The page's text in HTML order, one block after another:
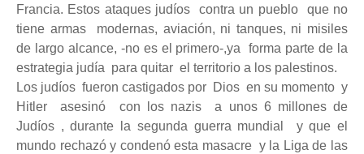
Francia. Estos ataques judíos contra un pueblo que no
tiene armas modernas, aviación, ni tanques, ni misiles
de largo alcance, -no es el primero-,ya forma parte de la
estrategia judía para quitar el territorio a los palestinos.
Los judíos fueron castigados por Dios en su momento y
Hitler asesinó con los nazis a unos 6 millones de
Judíos , durante la segunda guerra mundial y que el
mundo rechazó y condenó esta masacre y la Liga de las